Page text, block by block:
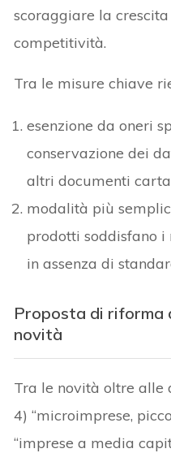
scoraggiare la
competitività.
Tra le misure chiave
esenzione da oneri
conservazione dei
altri documenti
modalità più
prodotti soddisfano i
in assenza di
Proposta di riforma
novità
Tra le novità oltre alle
4) “microimprese,
“imprese a media